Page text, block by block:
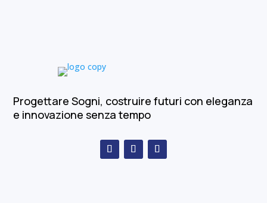
Progettare Sogni, costruire futuri con eleganza
e innovazione senza tempo